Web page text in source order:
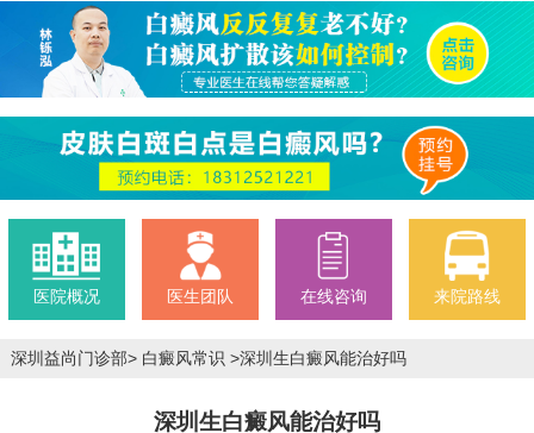
医院概况 医生团队 在线咨询 来院路线
深圳益尚门诊部>白癜风常识 >深圳生白癜风能治好吗
深圳生白癜风能治好吗